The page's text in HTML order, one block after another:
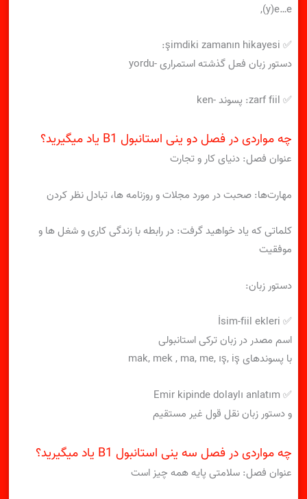
(y)e…e,
✅ şimdiki zamanın hikayesi:
دستور زبان فعل گذشته استمراری -yordu
✅ zarf fiil: پسوند -ken
چه مواردی در فصل دو ینی استانبول B1 یاد میگیرید؟
عنوان فصل: دنیای کار و تجارت
مهارت‌ها: صحبت در مورد مجلات و روزنامه ها، تبادل نظر کردن
کلماتی که یاد خواهید گرفت: در رابطه با زندگی کاری و شغل ها و
موفقیت
دستور زبان:
✅ İsim-fiil ekleri
اسم مصدر در زبان ترکی استانبولی
با پسوندهای mak, mek , ma, me, ış, iş
✅ Emir kipinde dolaylı anlatım
و دستور زبان نقل قول غیر مستقیم
چه مواردی در فصل سه ینی استانبول B1 یاد میگیرید؟
عنوان فصل: سلامتی پایه همه چیز است